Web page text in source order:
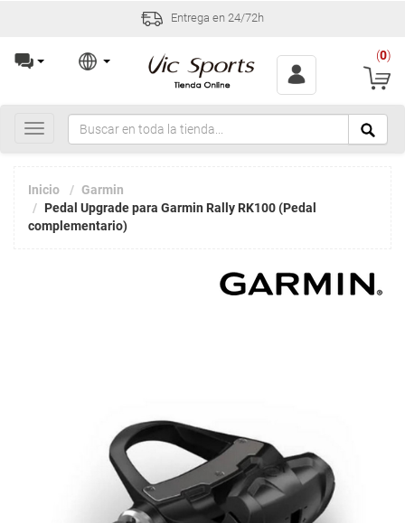
Entrega en 24/72h
(0)
Toggle
navigation
Inicio
Garmin
Pedal Upgrade para Garmin Rally RK100 (Pedal
complementario)